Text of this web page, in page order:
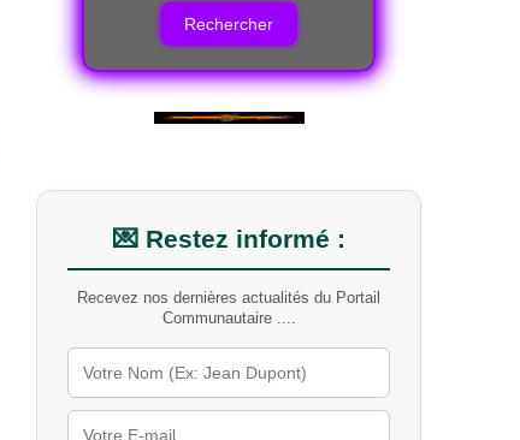
💌 Restez informé :
Recevez nos dernières actualités du Portail
Communautaire ....